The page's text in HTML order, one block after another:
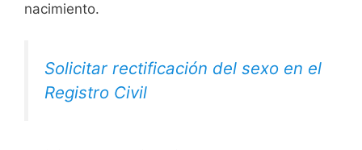
nacimiento.
Solicitar rectificación del sexo en el
Registro Civil